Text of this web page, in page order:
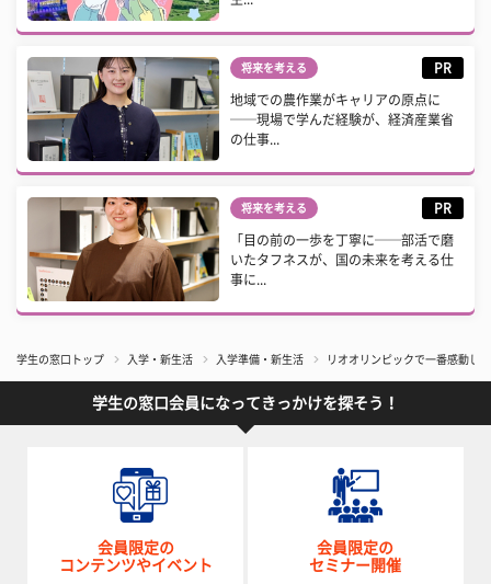
将来を考える PR
地域での農作業がキャリアの原点に
──現場で学んだ経験が、経済産業省
の仕事...
将来を考える PR
「目の前の一歩を丁寧に──部活で磨
いたタフネスが、国の未来を考える仕
事に...
学生の窓口トップ 入学・新生活 入学準備・新生活 リオオリンピックで一番感動し
学生の窓口会員になってきっかけを探そう！
会員限定の
コンテンツやイベント
会員限定の
セミナー開催